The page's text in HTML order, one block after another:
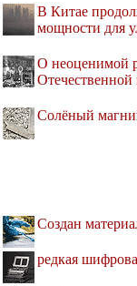
В Китае
мощности для
О неоценимой
Солёный
Создан
редкая